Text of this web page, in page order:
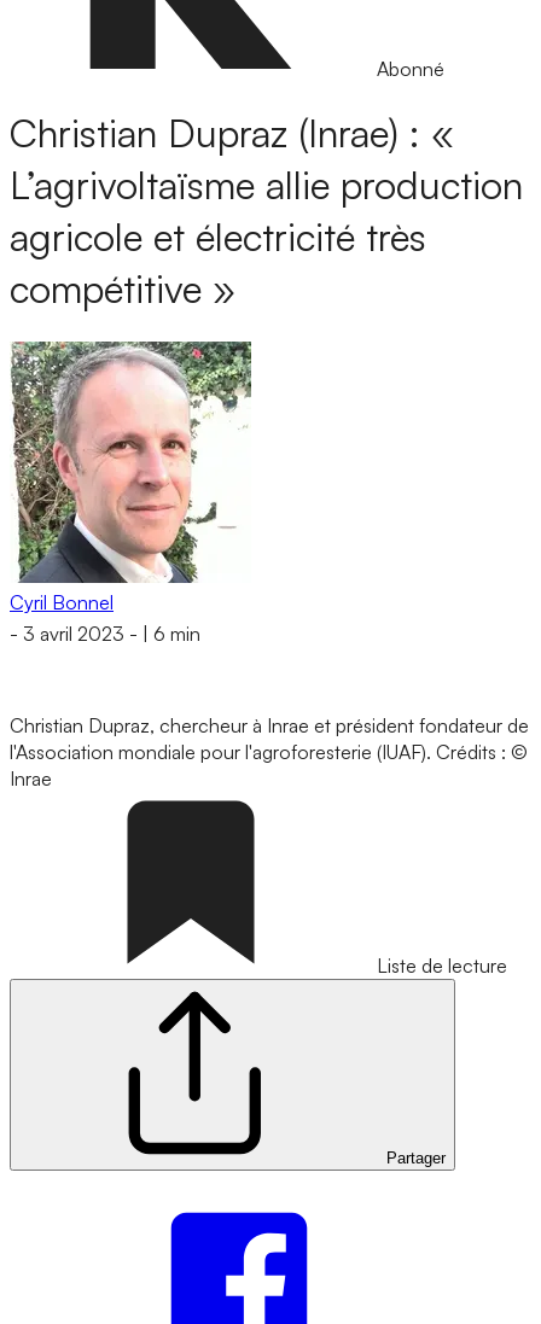
Abonné
Christian Dupraz (Inrae) : «
L’agrivoltaïsme allie production
agricole et électricité très
compétitive »
Cyril Bonnel
- 3 avril 2023 - 6 min
Christian Dupraz, chercheur à Inrae et président fondateur de
l'Association mondiale pour l'agroforesterie (IUAF). Crédits : ©
Inrae
Liste de lecture
Partager